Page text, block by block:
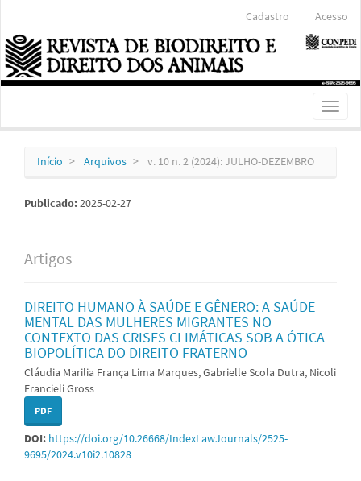
Conteúdo
principal
Barra
Lateral
Cadastro Acesso
Toggle
Início Arquivos v. 10 n. 2 (2024): JULHO-DEZEMBRO
Publicado:2025-02-27
Artigos
DIREITO HUMANO À SAÚDE E GÊNERO: A SAÚDE
MENTAL DAS MULHERES MIGRANTES NO
CONTEXTO DAS CRISES CLIMÁTICAS SOB A ÓTICA
BIOPOLÍTICA DO DIREITO FRATERNO
Cláudia Marilia França Lima Marques, Gabrielle Scola Dutra, Nicoli
Francieli Gross
PDF
DOI: https://doi.org/10.26668/IndexLawJournals/2525-
9695/2024.v10i2.10828